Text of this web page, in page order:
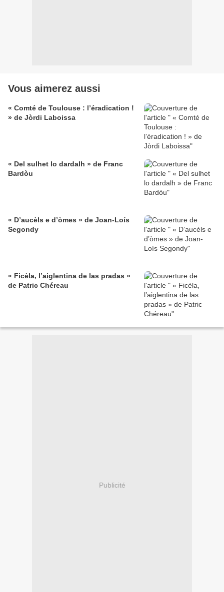
Vous aimerez aussi
« Comté de Toulouse : l’éradication !
» de Jòrdi Laboissa
« Del sulhet lo dardalh » de Franc
Bardòu
« D’aucèls e d’òmes » de Joan-Loís
Segondy
« Ficèla, l’aiglentina de las pradas »
de Patric Chéreau
Publicité